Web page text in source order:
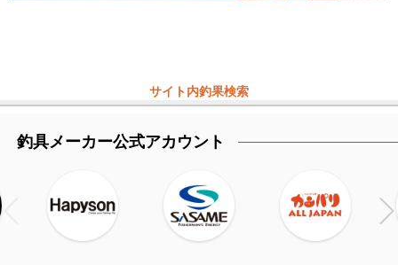
サイト内釣果検索
釣具メーカー公式アカウント